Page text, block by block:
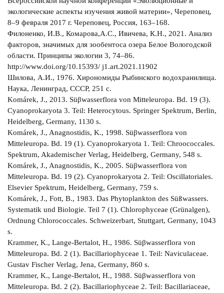
экологические аспекты изучения живой материи», Череповец,
8–9 февраля 2017 г. Череповец, Россия, 163–168.
Филоненко, И.В., Комарова,А.С., Ивичева, К.Н., 2021. Анализ
факторов, значимых для зообентоса озера Белое Вологодской
области. Принципы экологии 3, 74–86.
http://www.doi.org/10.15393/ j1.art.2021.11902
Шилова, А.И., 1976. Хирономиды Рыбинского водохранилища.
Наука, Ленинград, СССР, 251 с.
Komárek, J., 2013. Süβwasserflora von Mitteleuropa. Bd. 19 (3).
Cyanoprokaryota 3. Teil: Heterocytous. Springer Spektrum, Berlin,
Heidelberg, Germany, 1130 s.
Komárek, J., Anagnostidis, K., 1998. Süβwasserflora von
Mitteleuropa. Bd. 19 (1). Cyanoprokaryota 1. Teil: Chroococcales.
Spektrum, Akademischer Verlag, Heidelberg, Germany, 548 s.
Komárek, J., Anagnostidis, K., 2005. Süβwasserflora von
Mitteleuropa. Bd. 19 (2). Cyanoprokaryota 2. Teil: Oscillatoriales.
Elsevier Spektrum, Heidelberg, Germany, 759 s.
Komárek, J., Fott, B., 1983. Das Phytoplankton des Süßwassers.
Systematik und Biologie. Teil 7 (1). Chlorophyceae (Grünalgen),
Ordnung Chlorococcales. Schweizerbart, Stuttgart, Germany, 1043
s.
Krammer, K., Lange-Bertalot, H., 1986. Süβwasserflora von
Mitteleuropa. Bd. 2 (1). Bacillariophyceae 1. Teil: Naviculaceae.
Gustav Fischer Verlag, Jena, Germany, 860 s.
Krammer, K., Lange-Bertalot, H., 1988. Süβwasserflora von
Mitteleuropa. Bd. 2 (2). Bacillariophyceae 2. Teil: Bacillariaceae,